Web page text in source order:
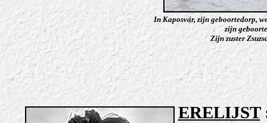
In Kaposvár, zijn geboortedorp,
zijn
Zijn zuster
ERELIJST